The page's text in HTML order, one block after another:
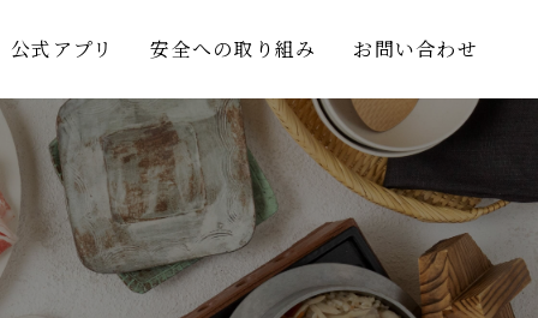
公式アプリ 安全への取り組み お問い合わせ